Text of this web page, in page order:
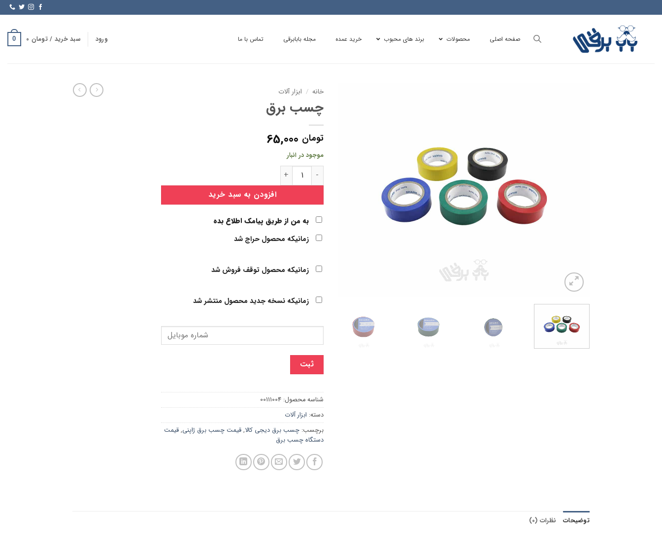
to
content
صفحه اصلی محصولات برند های محبوب خرید عمده مجله بابابرقی تماس با ما ورود سبد خرید /تومان 0
خانه / ابزار آلات
چسب برق
تومان
موجود در انبار
چسب برق عدد
افزودن به سبد خرید
به من از طریق پیامک اطلاع بده
زمانیکه محصول حراج شد
زمانیکه محصول توقف فروش شد
زمانیکه نسخه جدید محصول منتشر شد
ثبت
شناسه محصول: 00111004
دسته: ابزار آلات
برچسب: چسب برق دیجی کالا, قیمت چسب برق ژاپنی, قیمت
دستگاه چسب برق
توضیحات نظرات (0)